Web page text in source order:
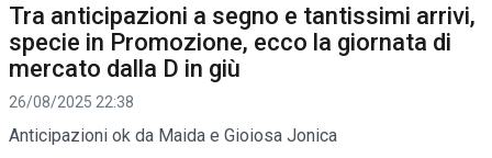
Tra anticipazioni a segno e tantissimi arrivi,
specie in Promozione, ecco la giornata di
mercato dalla D in giù
26/08/2025 22:38
Anticipazioni ok da Maida e Gioiosa Jonica